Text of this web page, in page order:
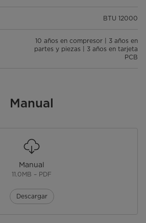
BTU 12000
10 años en compresor | 3 años en
partes y piezas | 3 años en tarjeta
PCB
Manual
Manual
11.0MB – PDF
Descargar